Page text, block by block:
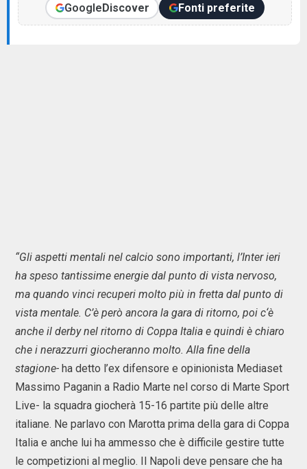
GoogleDiscover Fonti preferite
“Gli aspetti mentali nel calcio sono importanti, l’Inter ieri
ha speso tantissime energie dal punto di vista nervoso,
ma quando vinci recuperi molto più in fretta dal punto di
vista mentale. C’è però ancora la gara di ritorno, poi c‘è
anche il derby nel ritorno di Coppa Italia e quindi è chiaro
che i nerazzurri giocheranno molto. Alla fine della
stagione- ha detto l’ex difensore e opinionista Mediaset
Massimo Paganin a Radio Marte nel corso di Marte Sport
Live- la squadra giocherà 15-16 partite più delle altre
italiane. Ne parlavo con Marotta prima della gara di Coppa
Italia e anche lui ha ammesso che è difficile gestire tutte
le competizioni al meglio. Il Napoli deve pensare che ha